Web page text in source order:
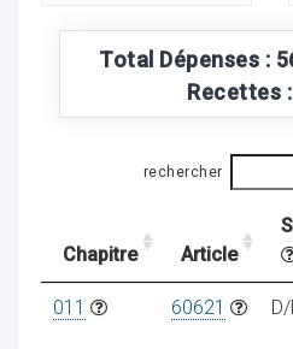
Total Dépenses :
Recettes
rechercher
Chapitre Article
011 60621